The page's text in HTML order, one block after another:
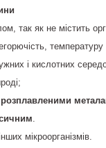
так як не містить
температуру
і кислотних
розплавленими
мікроорганізмів.